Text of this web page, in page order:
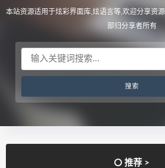
本站资源适用于炫彩界面库,炫语言等,欢迎分享资
部归分享者所有
推荐 >